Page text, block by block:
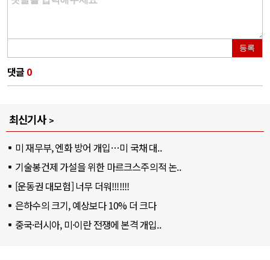
등록
댓글 0
최신기사
미 재무부, 엔화 방어 개입…미 국채 대..
기술봉건제 가설을 위한 마르크스주의적 논..
[운동권 대모험] 너무 더워!!!!!!!
은하수의 크기, 예상보다 10% 더 크다
중국·러시아, 미·이란 전쟁에 본격 개입..